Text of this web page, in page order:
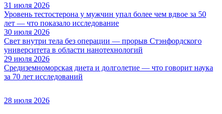
31 июля 2026
Уровень тестостерона у мужчин упал более чем вдвое за 50
лет — что показало исследование
30 июля 2026
Свет внутри тела без операции — прорыв Стэнфордского
университета в области нанотехнологий
29 июля 2026
Средиземноморская диета и долголетие — что говорит наука
за 70 лет исследований
28 июля 2026